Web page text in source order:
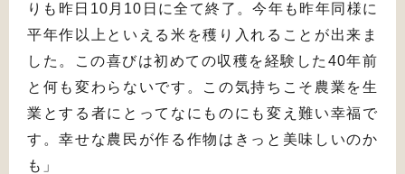
りも昨日10月10日に全て終了。今年も昨年同様に
平年作以上といえる米を穫り入れることが出来ま
した。この喜びは初めての収穫を経験した40年前
と何も変わらないです。この気持ちこそ農業を生
業とする者にとってなにものにも変え難い幸福で
す。幸せな農民が作る作物はきっと美味しいのか
も」